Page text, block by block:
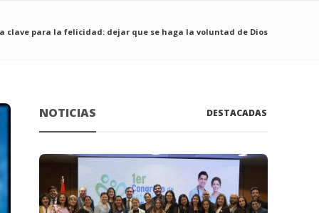
clave para la felicidad: dejar que se haga la voluntad de Dios
NOTICIAS DESTACADAS